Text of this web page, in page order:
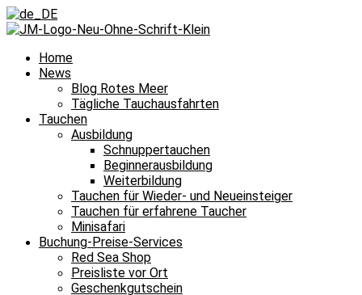
Home
News
Blog Rotes Meer
Tägliche Tauchausfahrten
Tauchen
Ausbildung
Schnuppertauchen
Beginnerausbildung
Weiterbildung
Tauchen für Wieder- und Neueinsteiger
Tauchen für erfahrene Taucher
Minisafari
Buchung-Preise-Services
Red Sea Shop
Preisliste vor Ort
Geschenkgutschein